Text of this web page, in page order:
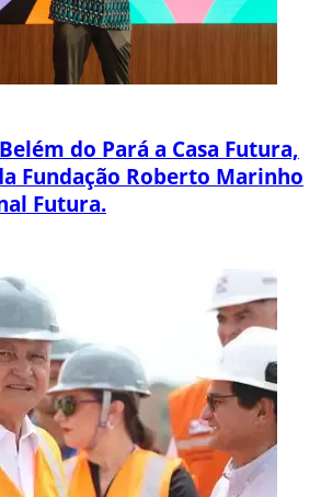
do Pará a Casa Futura,
Fundação Roberto Marinho
Futura.